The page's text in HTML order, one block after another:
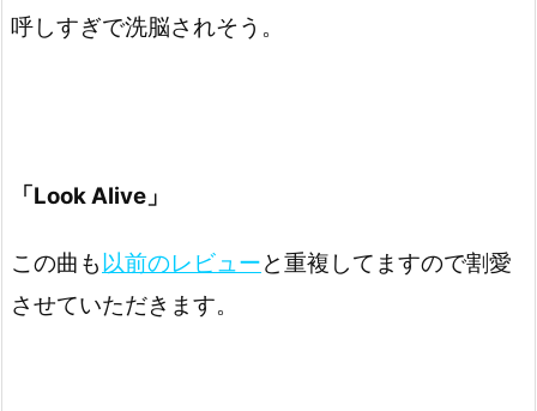
呼しすぎで洗脳されそう。
「Look Alive」
この曲も以前のレビューと重複してますので割愛
させていただきます。